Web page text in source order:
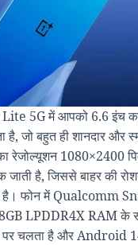
5G में आपको 6.6 इंच
है, जो बहुत ही शानदार और
रेजोल्यूशन 1080×2400
है, जिससे बाहर की
है। फोन में Qualcomm
LPDDR4X RAM के
चलता है और Android